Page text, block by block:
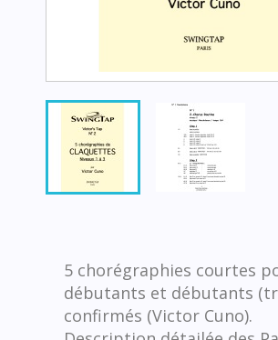
5 chorégraphies courtes
débutants et débutants
confirmés (Victor Cuno).